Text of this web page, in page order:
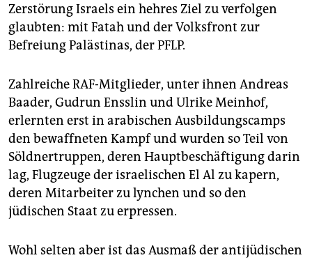
Zerstörung Israels ein hehres Ziel zu verfolgen
glaubten: mit Fatah und der Volksfront zur
Befreiung Palästinas, der PFLP.
Zahlreiche RAF-Mitglieder, unter ihnen Andreas
Baader, Gudrun Ensslin und Ulrike Meinhof,
erlernten erst in arabischen Ausbildungscamps
den bewaffneten Kampf und wurden so Teil von
Söldnertruppen, deren Hauptbeschäftigung darin
lag, Flugzeuge der israelischen El Al zu kapern,
deren Mitarbeiter zu lynchen und so den
jüdischen Staat zu erpressen.
Wohl selten aber ist das Ausmaß der antijüdischen